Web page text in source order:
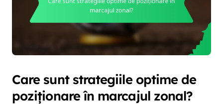
Care sunt strategiile optime de
poziționare în marcajul zonal?